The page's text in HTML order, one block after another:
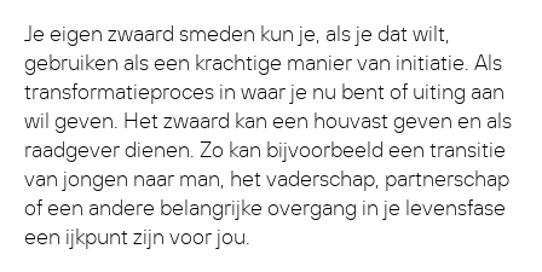
Je eigen zwaard smeden kun je, als je dat wilt,
gebruiken als een krachtige manier van initiatie. Als
transformatieproces in waar je nu bent of uiting aan
wil geven. Het zwaard kan een houvast geven en als
raadgever dienen. Zo kan bijvoorbeeld een transitie
van jongen naar man, het vaderschap, partnerschap
of een andere belangrijke overgang in je levensfase
een ijkpunt zijn voor jou.